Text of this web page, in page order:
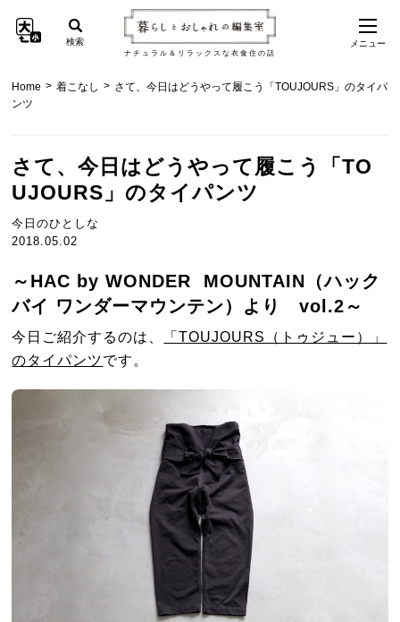
ナチュラル＆リラックスな衣食住の話
検索 メニュー
Home > 着こなし > さて、今日はどうやって履こう「TOUJOURS」のタイパ
ンツ
さて、今日はどうやって履こう「TO
UJOURS」のタイパンツ
今日のひとしな
2018.05.02
～HAC by WONDER MOUNTAIN（ハック
バイ ワンダーマウンテン）より vol.2～
今日ご紹介するのは、
「TOUJOURS（トゥジュー）」
のタイパンツです。